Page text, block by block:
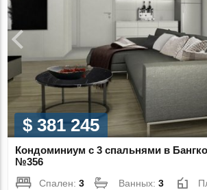
$ 381 245
Кондоминиум с 3 спальнями в
№356
Спален:3 Ванных:3